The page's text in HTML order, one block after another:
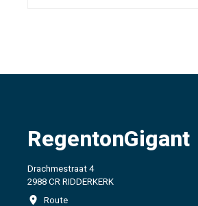
RegentonGigant
Drachmestraat 4
2988 CR RIDDERKERK
Route